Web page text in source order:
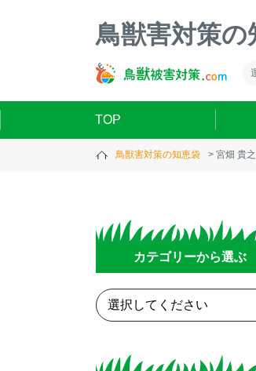
鳥獣害対策の
TOP
鳥獣害対策の知恵袋 宮畑 貴
カテゴリーから選ぶ